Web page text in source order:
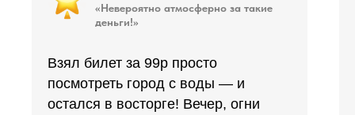
«Невероятно атмосферно за такие
деньги!»
Взял билет за 99р просто
посмотреть город с воды — и
остался в восторге! Вечер, огни